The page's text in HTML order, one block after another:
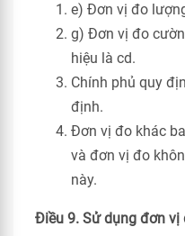
e) Đơn vị đo
g) Đơn vị đo
hiệu là cd.
Chính phủ quy
định.
Đơn vị đo khác
và đơn vị đo
này.
Điều 9. Sử dụng đơn vị